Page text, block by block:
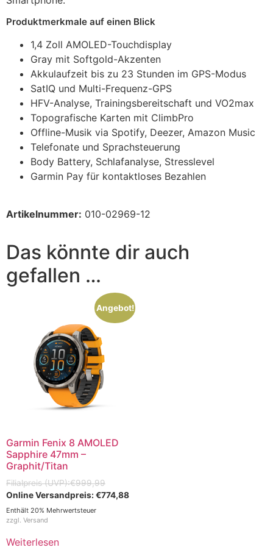
Produktmerkmale auf einen Blick
1,4 Zoll AMOLED-Touchdisplay
Gray mit Softgold-Akzenten
Akkulaufzeit bis zu 23 Stunden im GPS-Modus
SatIQ und Multi-Frequenz-GPS
HFV-Analyse, Trainingsbereitschaft und VO2max
Topografische Karten mit ClimbPro
Offline-Musik via Spotify, Deezer, Amazon Music
Telefonate und Sprachsteuerung
Body Battery, Schlafanalyse, Stresslevel
Garmin Pay für kontaktloses Bezahlen
Artikelnummer: 010-02969-12
Das könnte dir auch
gefallen …
Angebot!
Garmin Fenix 8 AMOLED
Sapphire 47mm –
Graphit/Titan
€999,99
€774,88
Enthält 20% Mehrwertsteuer
zzgl. Versand
Weiterlesen